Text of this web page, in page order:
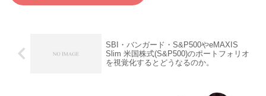
SBI・バンガード・S&P500やeMAXIS
Slim 米国株式(S&P500)のポートフォリオ
を視覚化するとどうなるのか。